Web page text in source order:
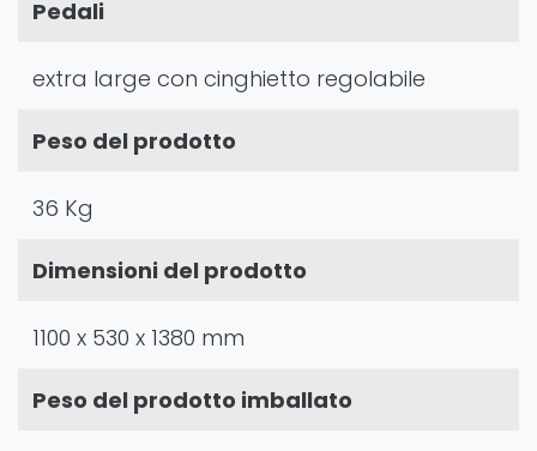
Pedali
extra large con cinghietto regolabile
Peso del prodotto
36 Kg
Dimensioni del prodotto
1100 x 530 x 1380 mm
Peso del prodotto imballato